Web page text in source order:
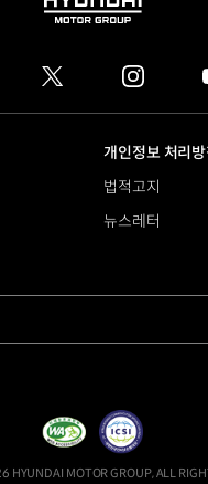
HYUNDAI
GROUP
twitter instagram
개인정보 처리방
법적고지
뉴스레터
HYUNDAI MOTOR GROUP, ALL